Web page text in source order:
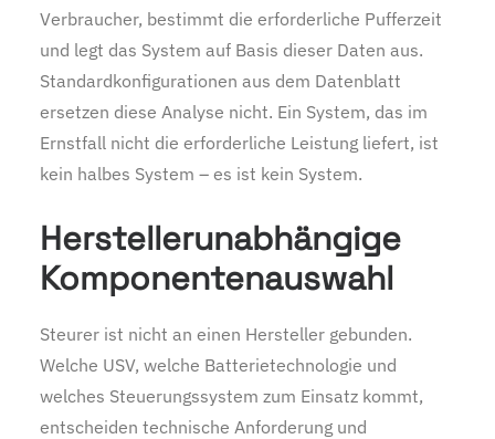
Verbraucher, bestimmt die erforderliche Pufferzeit
und legt das System auf Basis dieser Daten aus.
Standardkonfigurationen aus dem Datenblatt
ersetzen diese Analyse nicht. Ein System, das im
Ernstfall nicht die erforderliche Leistung liefert, ist
kein halbes System – es ist kein System.
Herstellerunabhängige
Komponentenauswahl
Steurer ist nicht an einen Hersteller gebunden.
Welche USV, welche Batterietechnologie und
welches Steuerungssystem zum Einsatz kommt,
entscheiden technische Anforderung und